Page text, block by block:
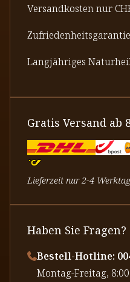
Versandkosten nur
Zufriedenheitsgarantie
Langjähriges
Gratis Versand ab
Lieferzeit nur 2-4
Haben Sie Fragen?
Bestell-Hotline:
⁠Montag-Freitag,